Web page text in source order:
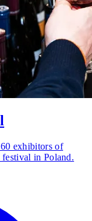
exhibitors of
in Poland.